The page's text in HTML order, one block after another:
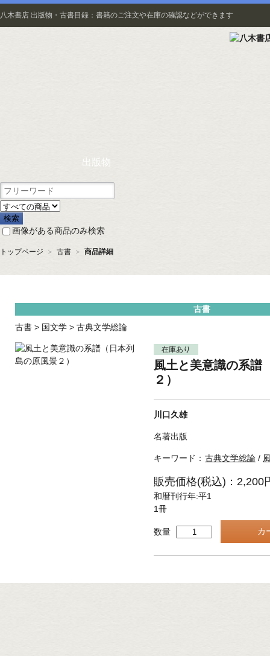
八木書店 出版物・古書目録：書籍のご注文や在庫の確認などができます
出版物
画像がある商品のみ検索
トップページ ＞ 古書 ＞ 商品詳細
古書
古書 > 国文学 > 古典文学総論
在庫あり
風土と美意識の系譜
２）
川口久雄
名著出版
キーワード： 古典文学総論 /
販売価格(税込)：2,200
和暦刊行年:平1
1冊
数量